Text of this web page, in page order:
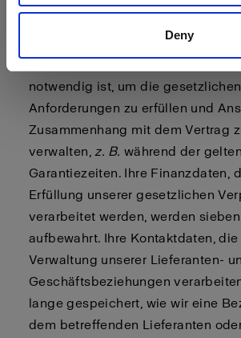
Deny
werden so lange gespeichert, wie
notwendig ist, um die gesetzlichen
Anforderungen zu erfüllen und
Zusammenhang mit dem Vertrag
verwalten,z. B. während der
Garantiezeiten. Ihre Finanzdaten,
Erfüllung unserer gesetzlichen
verarbeitet werden, werden
aufbewahrt. Ihre Kontaktdaten, die
Verwaltung unserer Lieferanten-
Geschäftsbeziehungen
lange gespeichert, wie wir eine
dem betreffenden Lieferanten